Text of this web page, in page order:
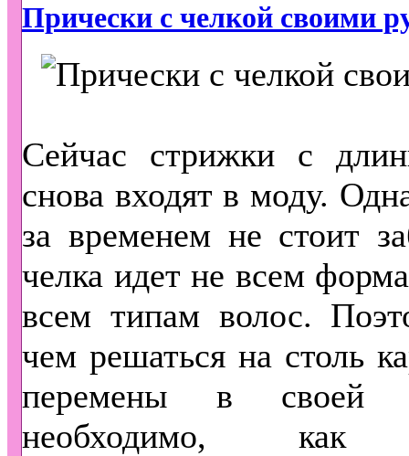
Прически с челкой своими
Сейчас стрижки с
снова входят в моду.
за временем не стоит
челка идет не всем
всем типам волос.
чем решаться на столь
перемены в своей
необходимо, как